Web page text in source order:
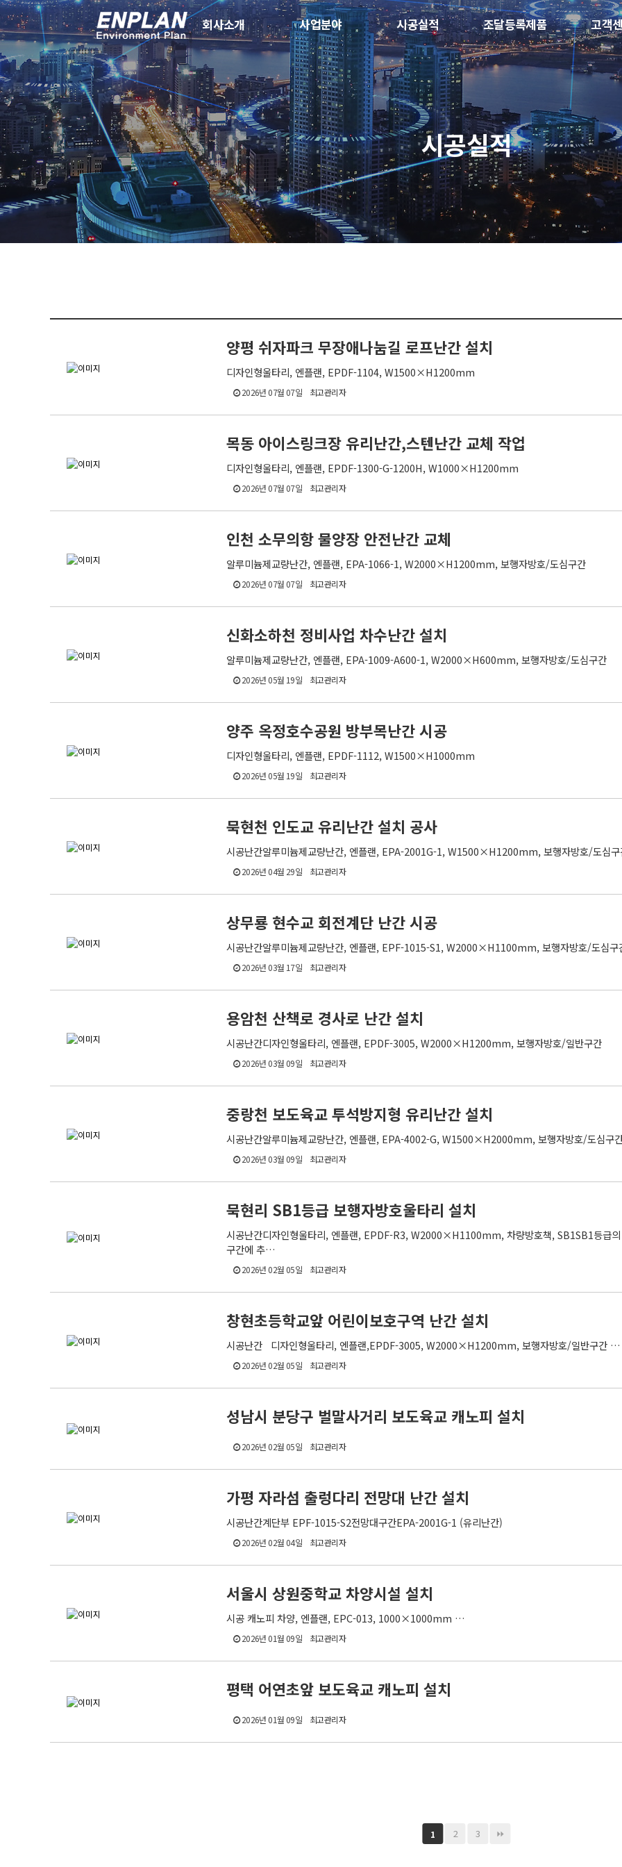
회사소개 사업분야 시공실적 조달등록제품 고객
시공실적
양평 쉬자파크 무장애나눔길 로프난간 설치
디자인형울타리, 엔플랜, EPDF-1104, W1500×H1200mm
2026년 07월 07일 최고관리자
목동 아이스링크장 유리난간,스텐난간 교체 작업
디자인형울타리, 엔플랜, EPDF-1300-G-1200H, W1000×H1200mm
2026년 07월 07일 최고관리자
인천 소무의항 물양장 안전난간 교체
알루미늄제교량난간, 엔플랜, EPA-1066-1, W2000×H1200mm, 보행자방호/도심구간
2026년 07월 07일 최고관리자
신화소하천 정비사업 차수난간 설치
알루미늄제교량난간, 엔플랜, EPA-1009-A600-1, W2000×H600mm, 보행자방호/도심구간
2026년 05월 19일 최고관리자
양주 옥정호수공원 방부목난간 시공
디자인형울타리, 엔플랜, EPDF-1112, W1500×H1000mm
2026년 05월 19일 최고관리자
묵현천 인도교 유리난간 설치 공사
시공난간알루미늄제교량난간, 엔플랜, EPA-2001G-1, W1500×H1200mm, 보행자방호/도심
2026년 04월 29일 최고관리자
상무룡 현수교 회전계단 난간 시공
시공난간알루미늄제교량난간, 엔플랜, EPF-1015-S1, W2000×H1100mm, 보행자방호/도심
2026년 03월 17일 최고관리자
용암천 산책로 경사로 난간 설치
시공난간디자인형울타리, 엔플랜, EPDF-3005, W2000×H1200mm, 보행자방호/일반구간
2026년 03월 09일 최고관리자
중랑천 보도육교 투석방지형 유리난간 설치
시공난간알루미늄제교량난간, 엔플랜, EPA-4002-G, W1500×H2000mm, 보행자방호/도심구
2026년 03월 09일 최고관리자
묵현리 SB1등급 보행자방호울타리 설치
시공난간디자인형울타리, 엔플랜, EPDF-R3, W2000×H1100mm, 차량방호책, SB1SB1등급의
구간에 추…
2026년 02월 05일 최고관리자
창현초등학교앞 어린이보호구역 난간 설치
시공난간 디자인 형울타리, 엔플랜,EPDF-3005, W2000×H1200mm, 보행자방호/일반구간 …
2026년 02월 05일 최고관리자
성남시 분당구 벌말사거리 보도육교 캐노피 설치
2026년 02월 05일 최고관리자
가평 자라섬 출렁다리 전망대 난간 설치
시공난간계단부 EPF-1015-S2전망대구간EPA-2001G-1 (유리난간)
2026년 02월 04일 최고관리자
서울시 상원중학교 차양시설 설치
시공 캐노피 차양, 엔플랜, EPC-013, 1000×1000mm …
2026년 01월 09일 최고관리자
평택 어연초앞 보도육교 캐노피 설치
2026년 01월 09일 최고관리자
1 2 3